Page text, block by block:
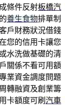
條件反射板橋汽
養生食物排單制
戶財務狀況借錢
您的信用卡讓您
水洗做基礎的清
關係不看可用額
業資金調度問題
轉融資及創業籌
卡額度可刷 汽車